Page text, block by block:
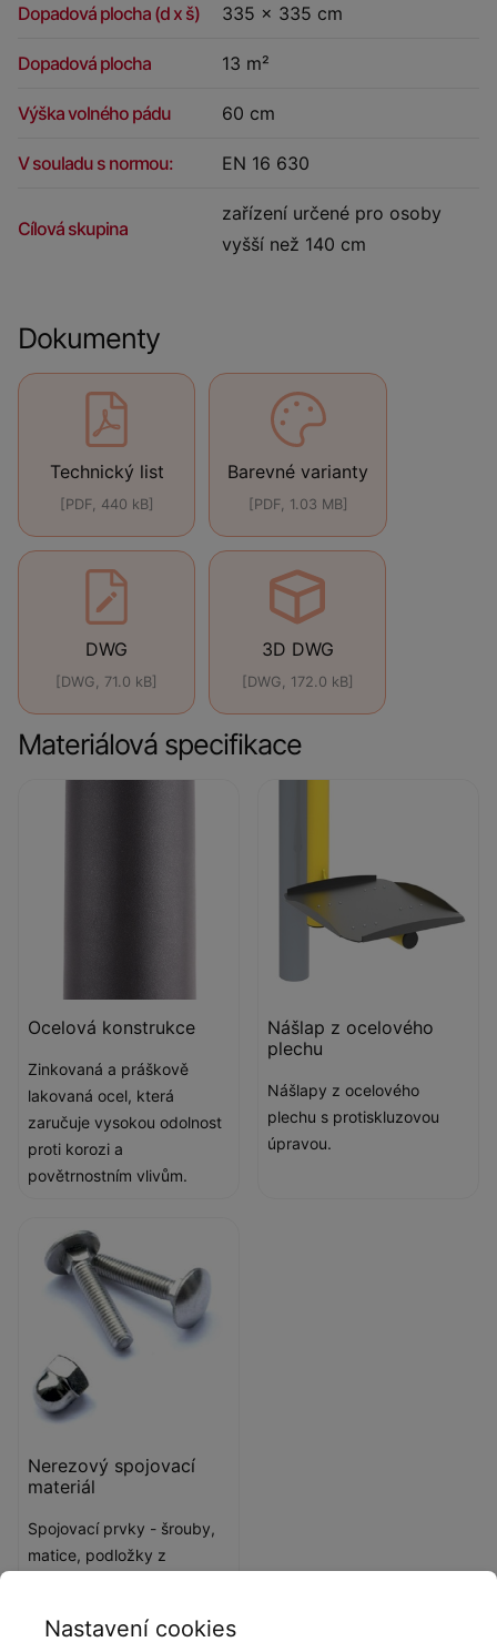
Dopadová plocha (d x š) 335 x 335 cm
Dopadová plocha 13 m²
Výška volného pádu 60 cm
V souladu s normou: EN 16 630
Cílová skupina
zařízení určené pro osoby
vyšší než 140 cm
Dokumenty
Technický list
[PDF, 440 kB]
Barevné varianty
[PDF, 1.03 MB]
DWG
[DWG, 71.0 kB]
3D DWG
[DWG, 172.0 kB]
Materiálová specifikace
Ocelová konstrukce
Zinkovaná a práškově
lakovaná ocel, která
zaručuje vysokou odolnost
proti korozi a
povětrnostním vlivům.
Nášlap z ocelového
plechu
Nášlapy z ocelového
plechu s protiskluzovou
úpravou.
Nerezový spojovací
materiál
Spojovací prvky - šrouby,
matice, podložky z
Nastavení cookies